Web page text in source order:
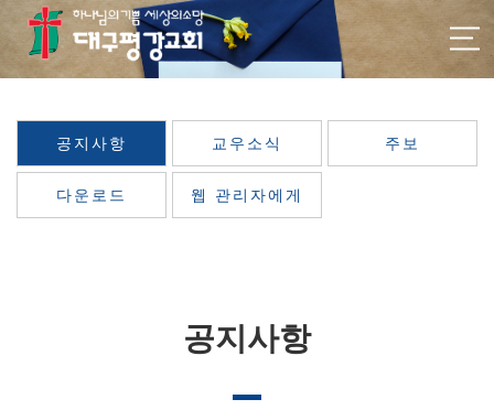
공지사항 교우소식 주보
다운로드 웹 관리자에게
공지사항